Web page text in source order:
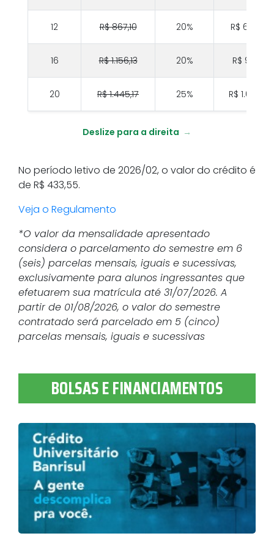
12 R$ 867,10 20% R$ 693,68
16 R$ 1.156,13 20% R$ 924,91
20 R$ 1.445,17 25% R$ 1.083,88
Deslize para a direita →
No período letivo de 2026/02, o valor do crédito é
de R$ 433,55.
Veja o Regulamento
*O valor da mensalidade apresentado
considera o parcelamento do semestre em 6
(seis) parcelas mensais, iguais e sucessivas,
exclusivamente para alunos ingressantes que
efetuarem sua matrícula até 31/07/2026. A
partir de 01/08/2026, o valor do semestre
contratado será parcelado em 5 (cinco)
parcelas mensais, iguais e sucessivas
BOLSAS E FINANCIAMENTOS